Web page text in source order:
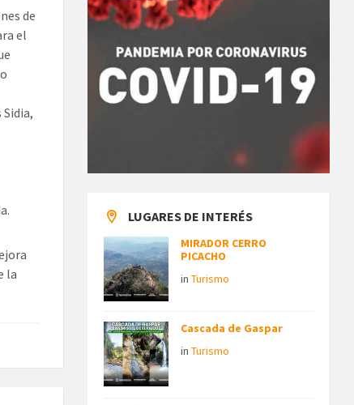
de
el
la
LUGARES DE INTERÉS
MIRADOR CERRO
PICACHO
inTurismo
Cascada de Gaspar
inTurismo